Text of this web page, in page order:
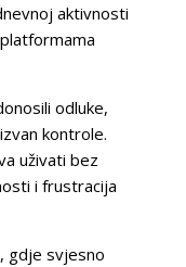
aktivnosti
odluke,
kontrole.
uživati bez
i frustracija
gdje svjesno